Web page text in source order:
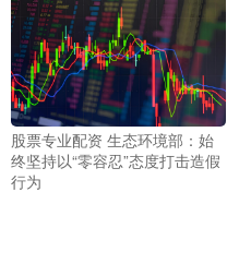
股票专业配资 生态环境部：始
终坚持以“零容忍”态度打击造假
行为